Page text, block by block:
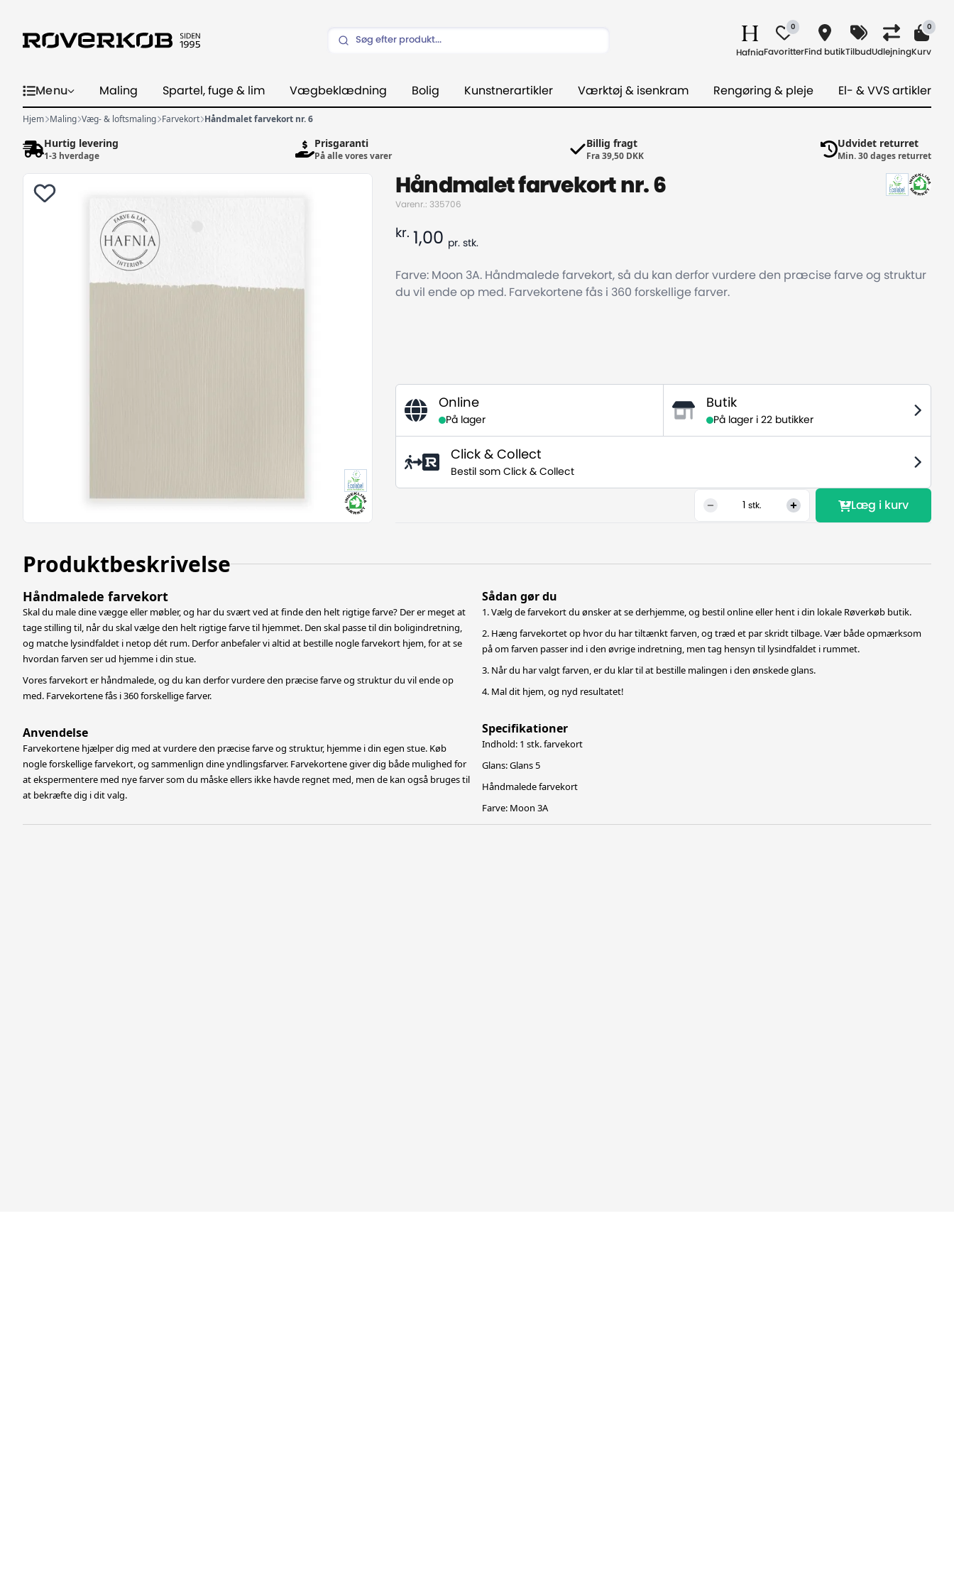
Hafnia
0
FavoritterFind butikTilbudUdlejning
0
Kurv
Menu Maling Spartel, fuge & lim Vægbeklædning Bolig Kunstnerartikler Værktøj & isenkram Rengøring & pleje El- & VVS artikler
Hjem Maling Væg- & loftsmaling Farvekort Håndmalet farvekort nr. 6
Hurtig levering
1-3 hverdage
Prisgaranti
På alle vores varer
Billig fragt
Fra 39,50 DKK
Udvidet returret
Min. 30 dages returret
Håndmalet farvekort nr. 6
Varenr.: 335706
kr. 1,00 pr. stk.
Farve: Moon 3A. Håndmalede farvekort, så du kan derfor vurdere den præcise farve og struktur
du vil ende op med. Farvekortene fås i 360 forskellige farver.
Online
På lager
Butik
På lager i 22 butikker
Click & Collect
Bestil som Click & Collect
1 stk. Læg i kurv
Produktbeskrivelse
Håndmalede farvekort
Skal du male dine vægge eller møbler, og har du svært ved at finde den helt rigtige farve? Der er meget at
tage stilling til, når du skal vælge den helt rigtige farve til hjemmet. Den skal passe til din boligindretning,
og matche lysindfaldet i netop dét rum. Derfor anbefaler vi altid at bestille nogle farvekort hjem, for at se
hvordan farven ser ud hjemme i din stue.
Vores farvekort er håndmalede, og du kan derfor vurdere den præcise farve og struktur du vil ende op
med. Farvekortene fås i 360 forskellige farver.
Anvendelse
Farvekortene hjælper dig med at vurdere den præcise farve og struktur, hjemme i din egen stue. Køb
nogle forskellige farvekort, og sammenlign dine yndlingsfarver. Farvekortene giver dig både mulighed for
atekspermentere med nye farver som du måske ellers ikke havde regnet med, men de kan også bruges til
at bekræfte dig i dit valg.
Sådan gør du
1. Vælg de farvekort du ønsker at se derhjemme, og bestil online eller hent i din lokale Røverkøb butik.
2. Hæng farvekortet op hvor du har tiltænkt farven, og træd et par skridt tilbage. Vær både opmærksom
på om farven passer ind i den øvrige indretning, men tag hensyn til lysindfaldet i rummet.
3. Når du har valgt farven, er du klar til at bestille malingen i den ønskede glans.
4. Mal dit hjem, og nyd resultatet!
Specifikationer
Indhold: 1 stk. farvekort
Glans: Glans 5
Håndmalede farvekort
Farve: Moon 3A